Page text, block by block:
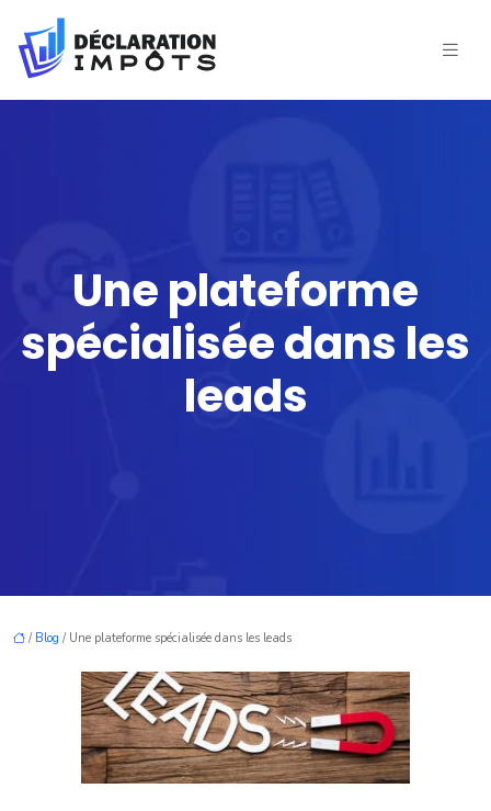
Une plateforme
spécialisée dans les
leads
/ Blog / Une plateforme spécialisée dans les leads